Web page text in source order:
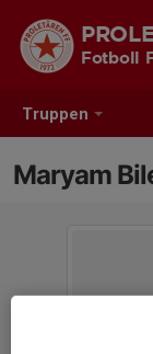
Truppen
Fotboll
Maryam